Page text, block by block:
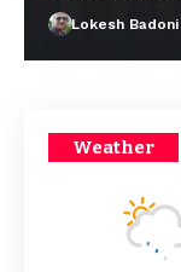
Lokesh Badoni
Weather